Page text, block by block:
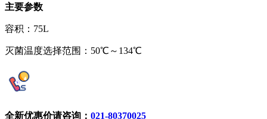
主要参数
容积：75L
灭菌温度选择范围：50℃～134℃
全新优惠价请咨询： 021-80370025